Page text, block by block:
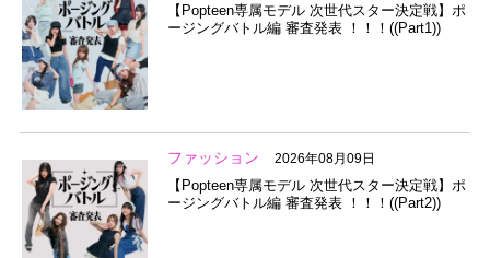
【Popteen専属モデル 次世代スター決定戦】ポ
ージングバトル編 審査発表 ！！！((Part1))
ファッション 2026年08月09日
【Popteen専属モデル 次世代スター決定戦】ポ
ージングバトル編 審査発表 ！！！((Part2))